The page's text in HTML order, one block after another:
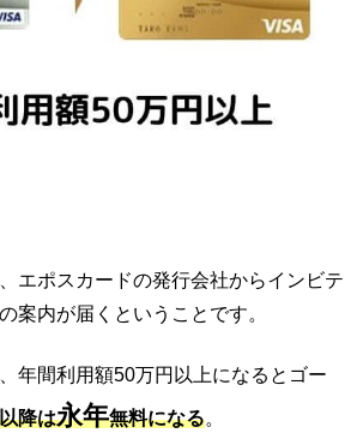
エポスカードの発行会社からインビテ
案内が届くということです。
年間利用額50万円以上になるとゴー
降は永年無料になる。